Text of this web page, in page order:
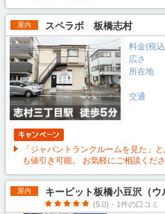
屋内 スペラボ 板橋志村
料金(税
広さ
所在地
交通
「ジャパントランクルームを見た」
も値引き可能。 お気軽にご相談くださ
屋内 キーピット板橋小豆沢（ウ
(5.0)・1件の口コミ